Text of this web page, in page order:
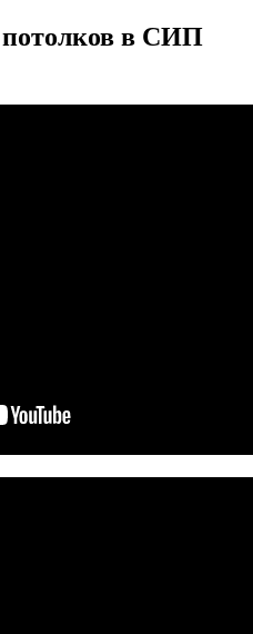
в СИП